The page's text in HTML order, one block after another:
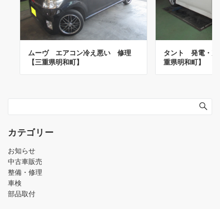
ムーヴ エアコン冷え悪い 修理
【三重県明和町】
タント 発電・
重県明和町】
カテゴリー
お知らせ
中古車販売
整備・修理
車検
部品取付